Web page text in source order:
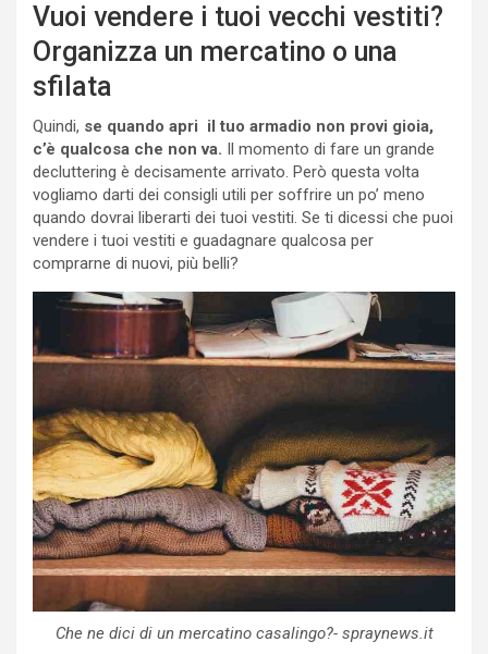
Vuoi vendere i tuoi vecchi vestiti?
Organizza un mercatino o una
sfilata
Quindi, se quando apri il tuo armadio non provi gioia,
c’è qualcosa che non va. Il momento di fare un grande
decluttering è decisamente arrivato. Però questa volta
vogliamo darti dei consigli utili per soffrire un po’ meno
quando dovrai liberarti dei tuoi vestiti. Se ti dicessi che puoi
vendere i tuoi vestiti e guadagnare qualcosa per
comprarne di nuovi, più belli?
Che ne dici di un mercatino casalingo?- spraynews.it